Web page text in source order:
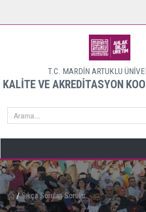
T.C. MARDİN ARTUKLU
KALİTE VE AKREDİTASYON
/ Sıkça Sorulan Sorular